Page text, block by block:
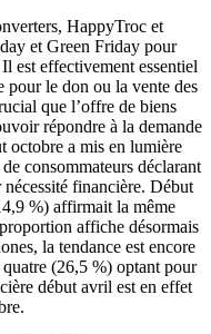
HappyTroc et
et Green Friday pour
est effectivement essentiel
pour le don ou la vente des
que l’offre de biens
répondre à la demande
octobre a mis en lumière
consommateurs déclarant
nécessité financière. Début
%) affirmait la même
affiche désormais
la tendance est encore
(26,5 %) optant pour
début avril est en effet